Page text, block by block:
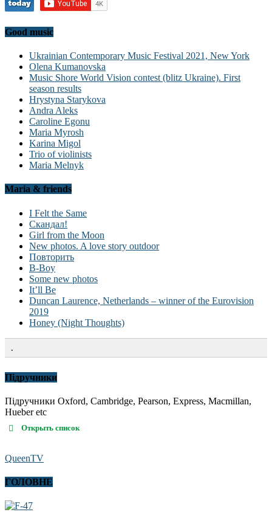
Good music
Ukrainian Contemporary Music Festival 2021, New York
Olena Kumanovska
Music Shore World Vision contest (blitz Ukraine). First
season results
Hrystyna Starykova
Andra Aleks
Caroline Egonu
Maria Myrosh
Karina Migol
Trio of violinists
Maria Melnyk
Maria & friends
I Felt the Same
Скандал!
Girl from the Moon
New photos. A love story outdoor
Повторить
B-Boy
Some new photos
It’ll Be
Duncan Laurence, Netherlands – winner of the Eurovision
2019
Honey (Night Thoughts)
.
Підручники
Підручники Oxford, Cambridge, Pearson, Express, Macmillan,
Hueber etc
Открыть список
QueenTV
ГОЛОВНЕ